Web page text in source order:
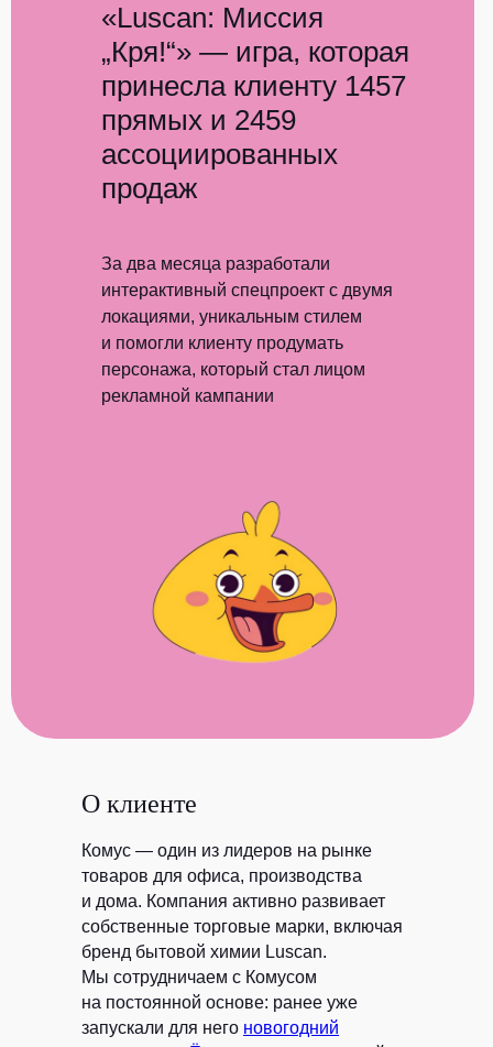
«Luscan: Миссия
„Кря!“» — игра, которая
принесла клиенту 1457
прямых и 2459
ассоциированных
продаж
За два месяца разработали
интерактивный спецпроект с двумя
локациями, уникальным стилем
и помогли клиенту продумать
персонажа, который стал лицом
рекламной кампании
О клиенте
Комус — один из лидеров на рынке
товаров для офиса, производства
и дома. Компания активно развивает
собственные торговые марки, включая
бренд бытовой химии Luscan.
Мы сотрудничаем с Комусом
на постоянной основе: ранее уже
запускали для него новогодний